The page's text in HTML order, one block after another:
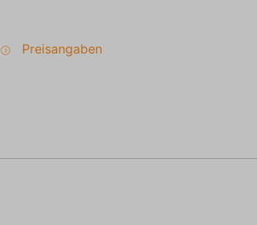
unter 25 Jahren und/oder Gruppen
Preisangaben